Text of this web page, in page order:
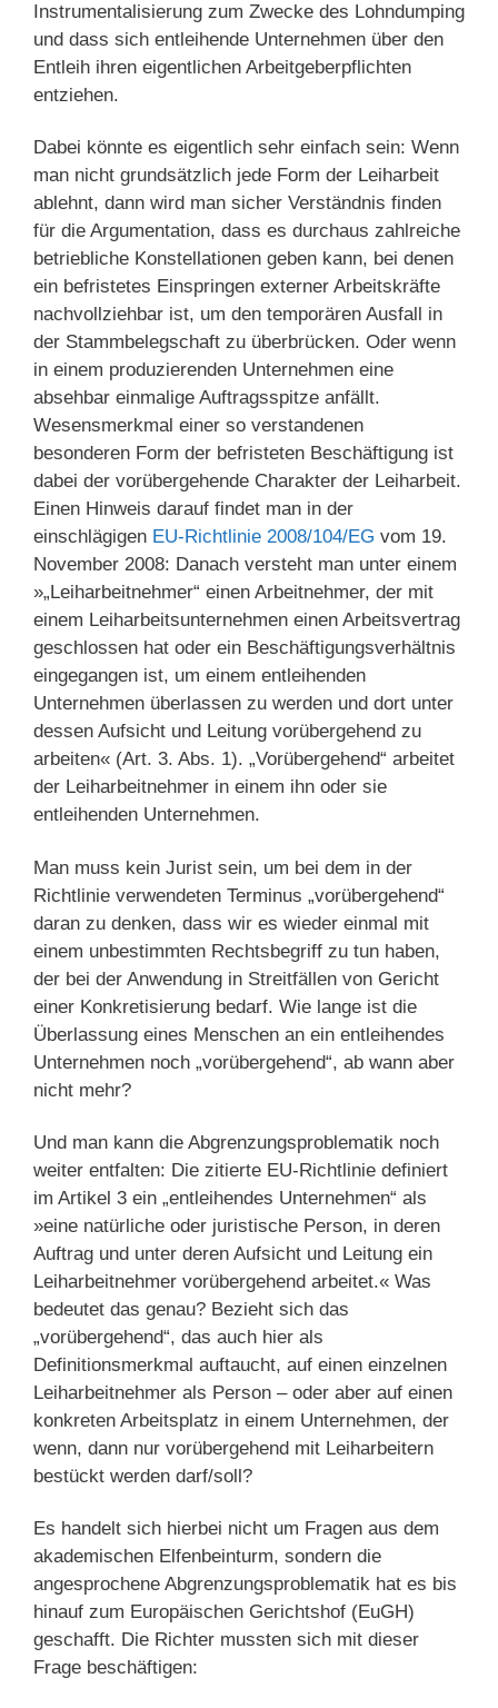
Instrumentalisierung zum Zwecke des Lohndumping
und dass sich entleihende Unternehmen über den
Entleih ihren eigentlichen Arbeitgeberpflichten
entziehen.
Dabei könnte es eigentlich sehr einfach sein: Wenn
man nicht grundsätzlich jede Form der Leiharbeit
ablehnt, dann wird man sicher Verständnis finden
für die Argumentation, dass es durchaus zahlreiche
betriebliche Konstellationen geben kann, bei denen
ein befristetes Einspringen externer Arbeitskräfte
nachvollziehbar ist, um den temporären Ausfall in
der Stammbelegschaft zu überbrücken. Oder wenn
in einem produzierenden Unternehmen eine
absehbar einmalige Auftragsspitze anfällt.
Wesensmerkmal einer so verstandenen
besonderen Form der befristeten Beschäftigung ist
dabei der vorübergehende Charakter der Leiharbeit.
Einen Hinweis darauf findet man in der
einschlägigen EU-Richtlinie 2008/104/EG vom 19.
November 2008: Danach versteht man unter einem
»„Leiharbeitnehmer“ einen Arbeitnehmer, der mit
einem Leih­arbeitsunternehmen einen Arbeitsvertrag
geschlossen hat oder ein Beschäftigungsverhältnis
eingegangen ist, um einem entleihenden
Unternehmen überlassen zu werden und dort unter
dessen Aufsicht und Leitung vorübergehend zu
arbei­ten« (Art. 3. Abs. 1). „Vorübergehend“ arbeitet
der Leiharbeitnehmer in einem ihn oder sie
entleihenden Unternehmen.
Man muss kein Jurist sein, um bei dem in der
Richtlinie verwendeten Terminus „vorübergehend“
daran zu denken, dass wir es wieder einmal mit
einem unbestimmten Rechtsbegriff zu tun haben,
der bei der Anwendung in Streitfällen von Gericht
einer Konkretisierung bedarf. Wie lange ist die
Überlassung eines Menschen an ein entleihendes
Unternehmen noch „vorübergehend“, ab wann aber
nicht mehr?
Und man kann die Abgrenzungsproblematik noch
weiter entfalten: Die zitierte EU-Richtlinie definiert
im Artikel 3 ein „entleihendes Unternehmen“ als
»eine natürliche oder juristische Person, in deren
Auftrag und unter deren Aufsicht und Lei­tung ein
Leiharbeitnehmer vorübergehend arbeitet.« Was
bedeutet das genau? Bezieht sich das
„vorübergehend“, das auch hier als
Definitionsmerkmal auftaucht, auf einen einzelnen
Leiharbeitnehmer als Person – oder aber auf einen
konkreten Arbeitsplatz in einem Unternehmen, der
wenn, dann nur vorübergehend mit Leiharbeitern
bestückt werden darf/soll?
Es handelt sich hierbei nicht um Fragen aus dem
akademischen Elfenbeinturm, sondern die
angesprochene Abgrenzungsproblematik hat es bis
hinauf zum Europäischen Gerichtshof (EuGH)
geschafft. Die Richter mussten sich mit dieser
Frage beschäftigen: